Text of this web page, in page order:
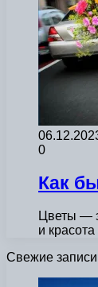
0
Как
Цветы —
и
Свежие записи